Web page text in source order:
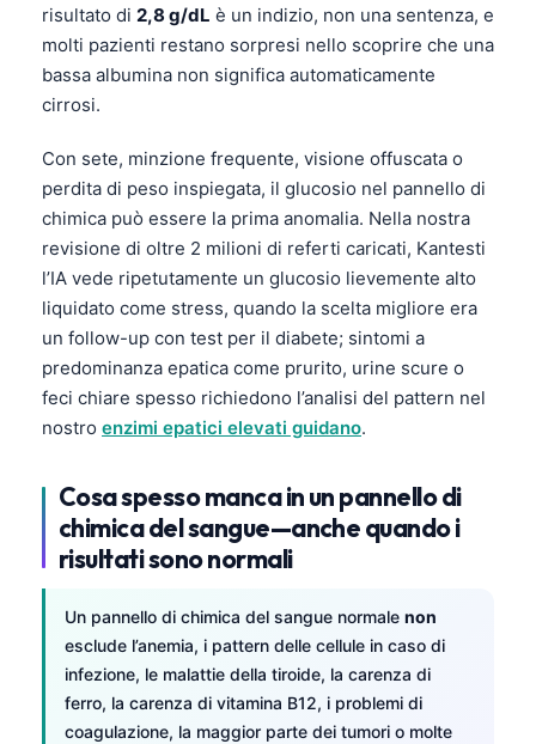
risultato di 2,8 g/dL è un indizio, non una sentenza, e
molti pazienti restano sorpresi nello scoprire che una
bassa albumina non significa automaticamente
cirrosi.
Con sete, minzione frequente, visione offuscata o
perdita di peso inspiegata, il glucosio nel pannello di
chimica può essere la prima anomalia. Nella nostra
revisione di oltre 2 milioni di referti caricati, Kantesti
l’IA vede ripetutamente un glucosio lievemente alto
liquidato come stress, quando la scelta migliore era
un follow-up con test per il diabete; sintomi a
predominanza epatica come prurito, urine scure o
feci chiare spesso richiedono l’analisi del pattern nel
nostro enzimi epatici elevati guidano.
Cosa spesso manca in un pannello di
chimica del sangue—anche quando i
risultati sono normali
Un pannello di chimica del sangue normale non
esclude l’anemia, i pattern delle cellule in caso di
infezione, le malattie della tiroide, la carenza di
ferro, la carenza di vitamina B12, i problemi di
coagulazione, la maggior parte dei tumori o molte